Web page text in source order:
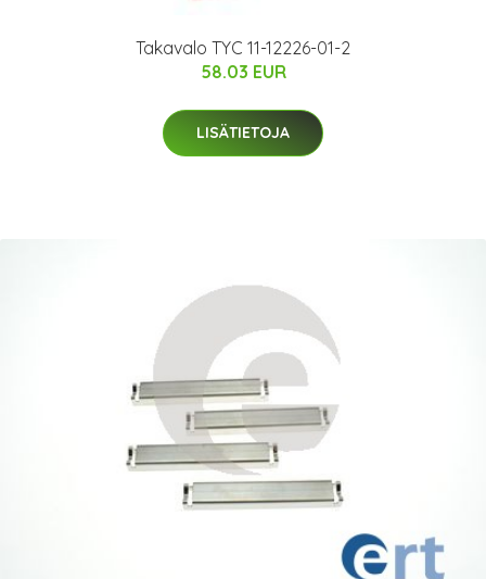
Takavalo TYC 11-12226-01-2
58.03 EUR
LISÄTIETOJA